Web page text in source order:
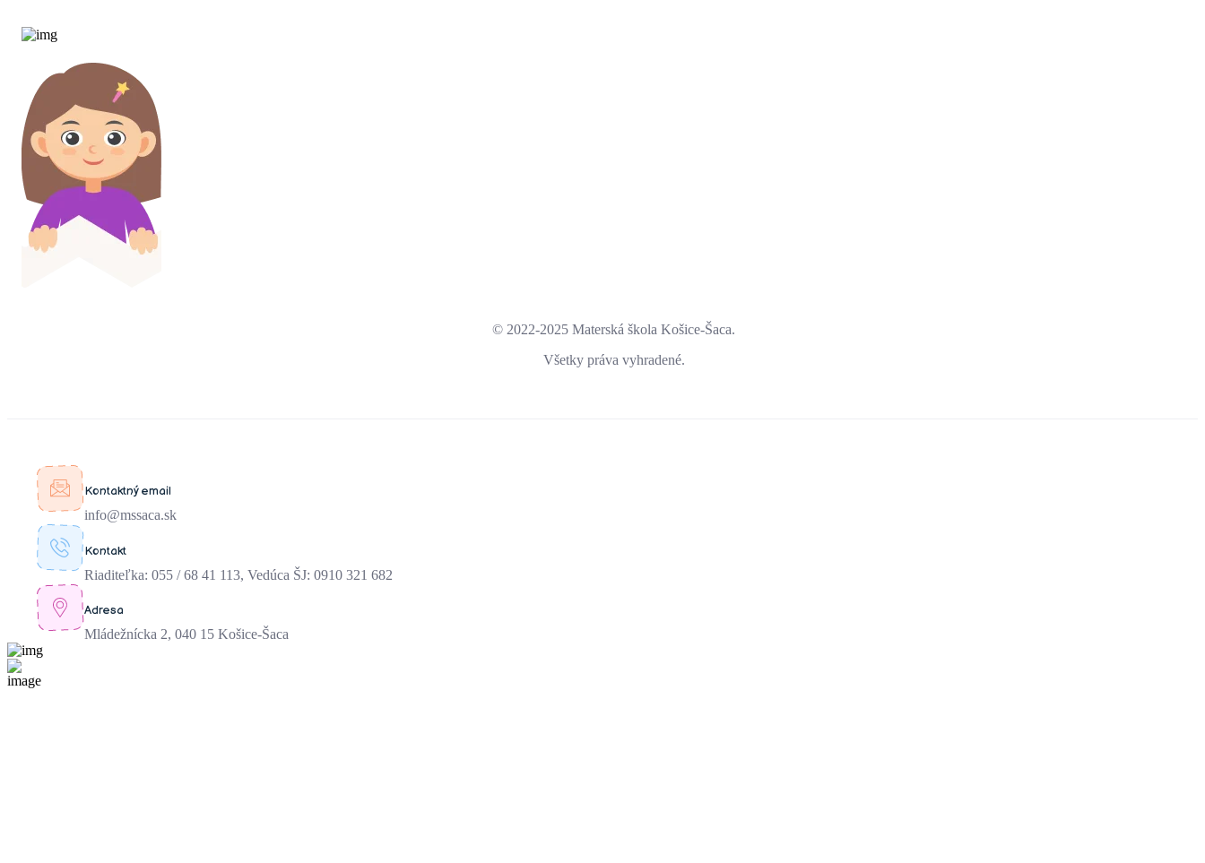
© 2022-2025 Materská škola Košice-Šaca.
Všetky práva vyhradené.
Kontaktný email
info@mssaca.sk
Kontakt
Riaditeľka: 055 / 68 41 113, Vedúca ŠJ: 0910 321 682
Adresa
Mládežnícka 2, 040 15 Košice-Šaca